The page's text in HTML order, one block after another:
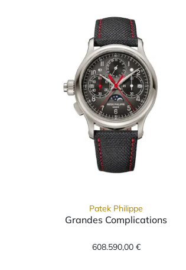
Patek Philippe
Grandes Complications
608.590,00 €